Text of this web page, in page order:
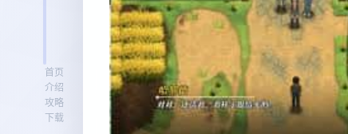
首页
介绍
攻略
下载